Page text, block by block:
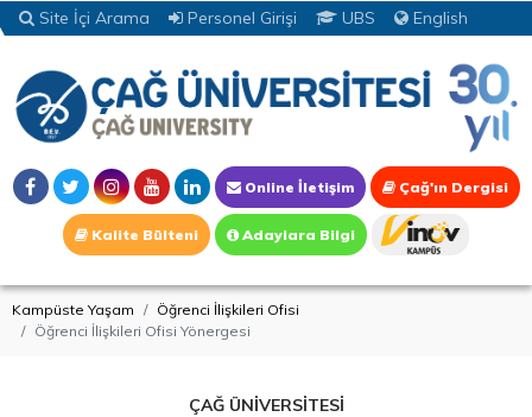
Site İçi Arama Personel Girişi UBS English
Online İletişim Çağ'ın Dergisi
Kalite Bülteni Adaylara Bilgi
Kampüste Yaşam
Öğrenci İlişkileri Ofisi
Öğrenci İlişkileri Ofisi Yönergesi
ÇAĞ ÜNİVERSİTESİ